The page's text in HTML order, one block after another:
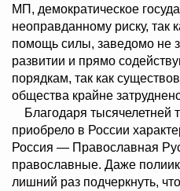
МП, демократическое
неоправданному риску, так
помощь силы, заведомо не
развитии и прямо
порядкам, так как
общества крайне
Благодаря тысячелетней
приобрело в России
Россия — Православная
православные. Даже
лишний раз подчеркнуть,